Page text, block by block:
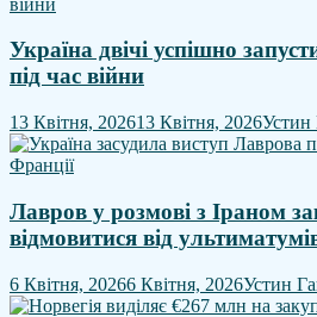
Україна двічі успішно
під час війни
13 Квітня, 202613 Квітня, 2026Устин
Лавров у розмові з Іраном
відмовитися від
6 Квітня, 20266 Квітня, 2026Устин